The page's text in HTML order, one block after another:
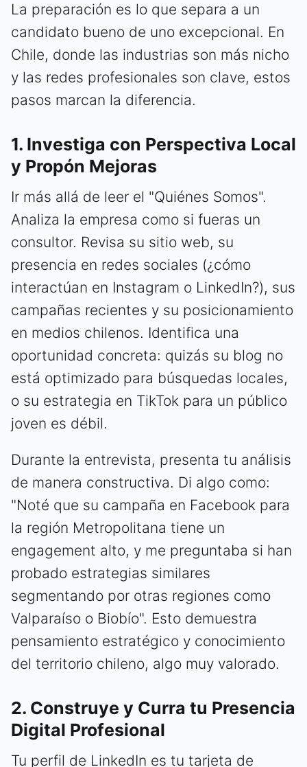
La preparación es lo que separa a un
candidato bueno de uno excepcional. En
Chile, donde las industrias son más nicho
y las redes profesionales son clave, estos
pasos marcan la diferencia.
1. Investiga con Perspectiva Local
y Propón Mejoras
Ir más allá de leer el "Quiénes Somos".
Analiza la empresa como si fueras un
consultor. Revisa su sitio web, su
presencia en redes sociales (¿cómo
interactúan en Instagram o LinkedIn?), sus
campañas recientes y su posicionamiento
en medios chilenos. Identifica una
oportunidad concreta: quizás su blog no
está optimizado para búsquedas locales,
o su estrategia en TikTok para un público
joven es débil.
Durante la entrevista, presenta tu análisis
de manera constructiva. Di algo como:
"Noté que su campaña en Facebook para
la región Metropolitana tiene un
engagement alto, y me preguntaba si han
probado estrategias similares
segmentando por otras regiones como
Valparaíso o Biobío". Esto demuestra
pensamiento estratégico y conocimiento
del territorio chileno, algo muy valorado.
2. Construye y Curra tu Presencia
Digital Profesional
Tu perfil de LinkedIn es tu tarjeta de